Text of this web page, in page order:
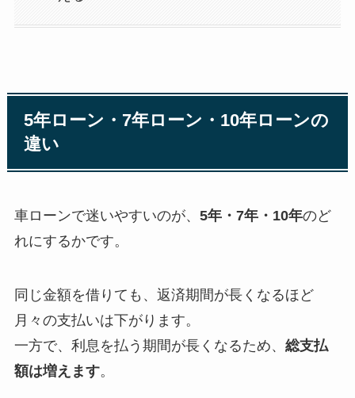
5年ローン・7年ローン・10年ローンの
違い
車ローンで迷いやすいのが、 5年・7年・10年のど
れにするかです。
同じ金額を借りても、返済期間が長くなるほど
月々の支払いは下がります。
一方で、利息を払う期間が長くなるため、 総支払
額は増えます。